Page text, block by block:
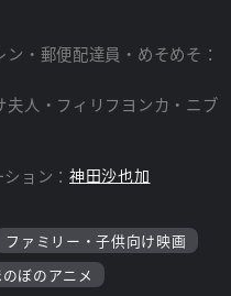
・郵便配達員・めそめそ：
夫人・フィリフヨンカ・ニブ
ション：神田沙也加
ファミリー・子供向け映画
ぼのアニメ